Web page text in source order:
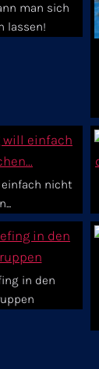
man sich
lassen!
einfach nicht
in den